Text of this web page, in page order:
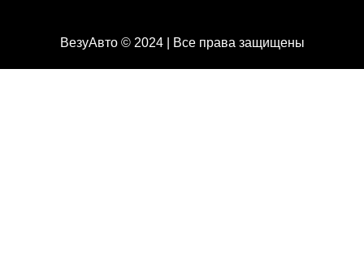
ВезуАвто © 2024 | Все права защищены